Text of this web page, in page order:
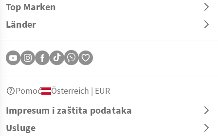
Top Marken
Länder
Impresum i zaštita podataka
Usluge
Pomoć Österreich | EUR